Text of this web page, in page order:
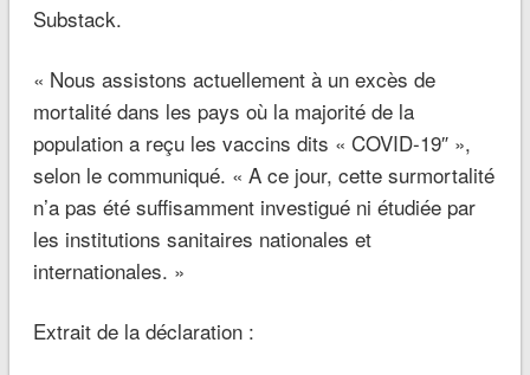
Substack.
« Nous assistons actuellement à un excès de
mortalité dans les pays où la majorité de la
population a reçu les vaccins dits « COVID-19″ »,
selon le communiqué. « A ce jour, cette surmortalité
n’a pas été suffisamment investigué ni étudiée par
les institutions sanitaires nationales et
internationales. »
Extrait de la déclaration :